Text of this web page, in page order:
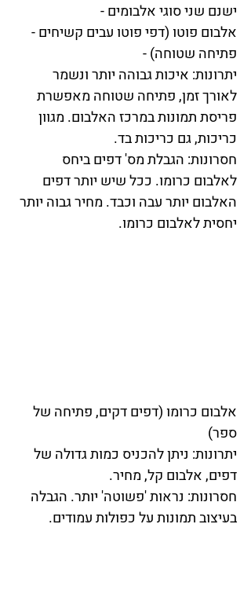
ישנם שני סוגי אלבומים -
אלבום פוטו (דפי פוטו עבים קשיחים -
פתיחה שטוחה) -
יתרונות: איכות גבוהה יותר ונשמר
לאורך זמן, פתיחה שטוחה מאפשרת
פריסת תמונות במרכז האלבום. מגוון
כריכות, גם כריכות בד.
חסרונות: הגבלת מס' דפים ביחס
לאלבום כרומו. ככל שיש יותר דפים
האלבום יותר עבה וכבד. מחיר גבוה יותר
יחסית לאלבום כרומו.
אלבום כרומו (דפים דקים, פתיחה של
ספר)
יתרונות: ניתן להכניס כמות גדולה של
דפים, אלבום קל, מחיר.
חסרונות: נראות 'פשוטה' יותר. הגבלה
בעיצוב תמונות על כפולות עמודים.